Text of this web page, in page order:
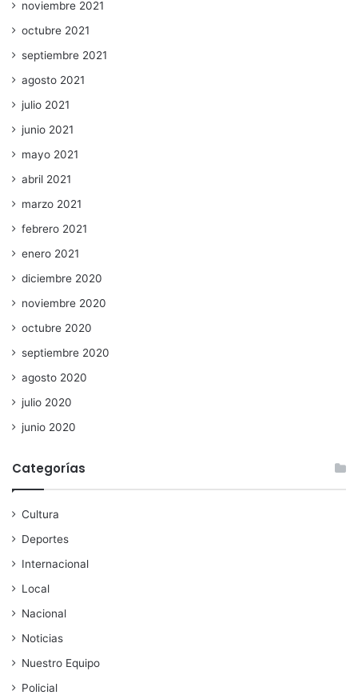
noviembre 2021
octubre 2021
septiembre 2021
agosto 2021
julio 2021
junio 2021
mayo 2021
abril 2021
marzo 2021
febrero 2021
enero 2021
diciembre 2020
noviembre 2020
octubre 2020
septiembre 2020
agosto 2020
julio 2020
junio 2020
Categorías
Cultura
Deportes
Internacional
Local
Nacional
Noticias
Nuestro Equipo
Policial